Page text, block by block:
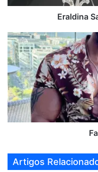
Eraldina
Faraó
-
Puto
Artigos